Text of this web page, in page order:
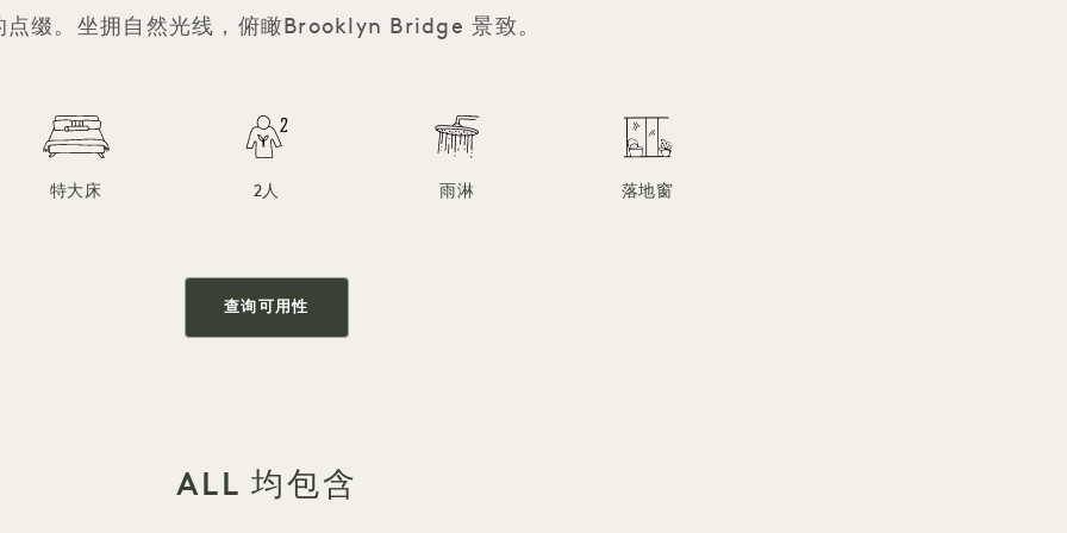
点缀。坐拥自然光线，俯瞰Brooklyn Bridge 景致。
特大床 2人 雨淋 落地窗
查询可用性
ALL 均包含